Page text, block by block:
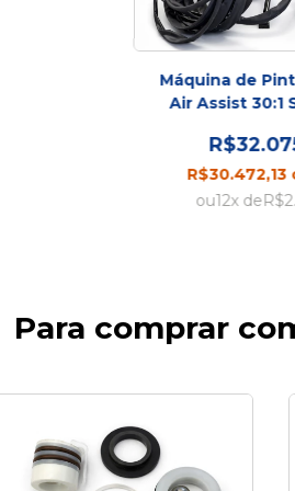
Máquina de
Air Assist 30:1
R$30.472,13
12x de
Para comprar